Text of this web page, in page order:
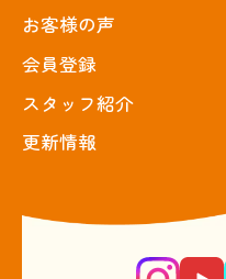
お客様の声
会員登録
スタッフ紹介
更新情報